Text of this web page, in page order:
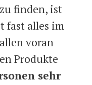
zu finden, ist
fast alles im
voran
Produkte
sehr